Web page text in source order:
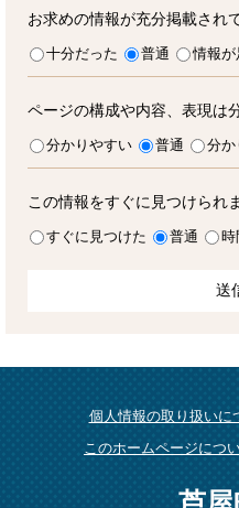
お求めの情報が充分掲載され
十分だった 普通 情報が
ページの構成や内容、表現は
分かりやすい 普通 分か
この情報をすぐに見つけられ
すぐに見つけた 普通 時
個人情報の取り扱いに
このホームページにつ